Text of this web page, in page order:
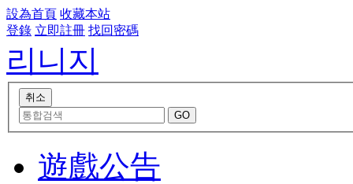
設為首頁 收藏本站
登錄 立即註冊 找回密碼
리니지
遊戲公告